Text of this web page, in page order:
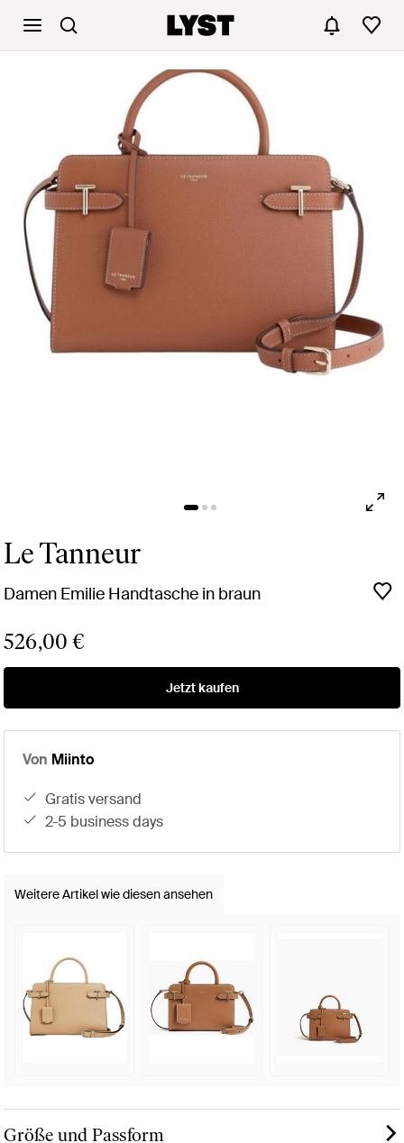
Le Tanneur
Damen Emilie Handtasche in braun
526,00 €
Jetzt kaufen
Von Miinto
gratis versand
2-5 business days
Weitere Artikel wie diesen ansehen
Größe und Passform